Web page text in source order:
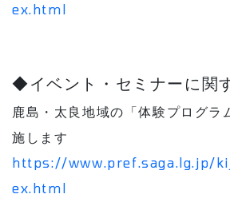
ex.html
◆イベント・セミナーに関
鹿島・太良地域の「体験プログラ
施します
https://www.pref.saga.lg.jp/
ex.html